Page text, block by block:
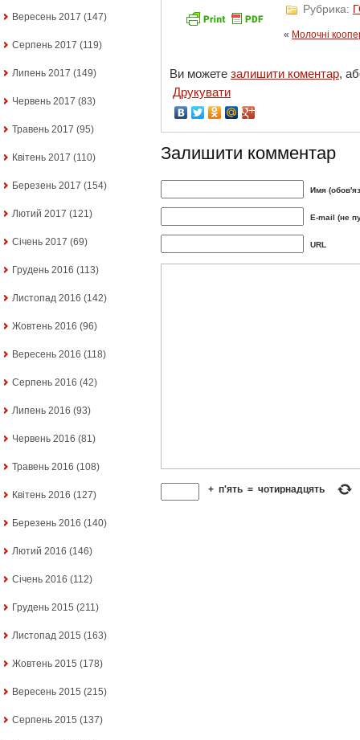
Вересень 2017 (147)
Серпень 2017 (119)
Липень 2017 (149)
Червень 2017 (83)
Травень 2017 (95)
Квітень 2017 (110)
Березень 2017 (154)
Лютий 2017 (121)
Січень 2017 (69)
Грудень 2016 (113)
Листопад 2016 (142)
Жовтень 2016 (96)
Вересень 2016 (118)
Серпень 2016 (42)
Липень 2016 (93)
Червень 2016 (81)
Травень 2016 (108)
Квітень 2016 (127)
Березень 2016 (140)
Лютий 2016 (146)
Січень 2016 (112)
Грудень 2015 (211)
Листопад 2015 (163)
Жовтень 2015 (178)
Вересень 2015 (215)
Серпень 2015 (137)
Рубрика:
« Молочні
Ви можете залишити коментар,
Друкувати
Залишити комментар
Имя
E-mail (не
URL
+ п'ять = чотирнадцять